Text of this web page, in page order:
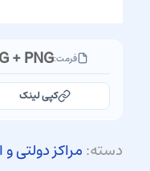
فرمت:+ PNG
کپی لینک
دسته:مراکز دولتی و